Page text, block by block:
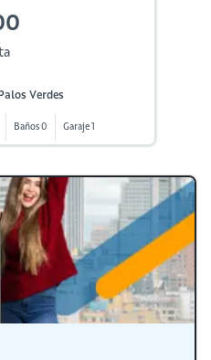
Verdes
Baños 0 Garaje 1